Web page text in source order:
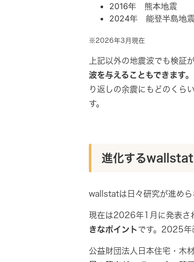
2016年 熊本地震
2024年 能登半島地震
※2026年3月現在
上記以外の地震波でも検証
波を与えることもできます。
り返しの余震にもどのくら
す。
進化するwallstat
wallstatは日々研究が進めら
現在は2026年1月に発表さ
きなポイントです。2025年
公益財団法人日本住宅・木